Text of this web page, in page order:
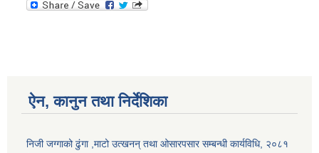
ऐन, कानुन तथा निर्देशिका
निजी जग्गाको ढुंगा ,माटो उत्खनन् तथा ओसारपसार सम्बन्धी कार्यविधि, २०८१